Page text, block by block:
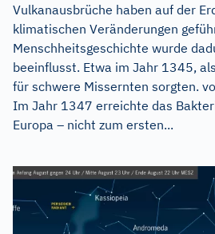
Vulkanausbrüche haben auf der
klimatischen Veränderungen
Menschheitsgeschichte wurde
beeinflusst. Etwa im Jahr 1345,
für schwere Missernten sorgten.
Im Jahr 1347 erreichte das
Europa – nicht zum ersten...